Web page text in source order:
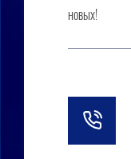
новых!